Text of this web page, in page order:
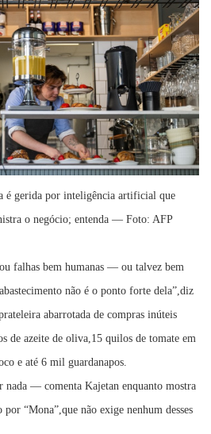
é gerida por inteligência artificial que
o negócio; entenda — Foto: AFP
falhas bem humanas — ou talvez bem
não é o ponto forte dela”,diz
abarrotada de compras inúteis
de azeite de oliva,15 quilos de tomate em
e até 6 mil guardanapos.
— comenta Kajetan enquanto mostra
“Mona”,que não exige nenhum desses